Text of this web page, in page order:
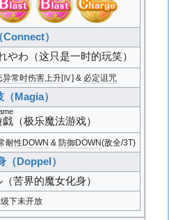
）
やわ （这只是一时的玩笑）
异常时伤害上升[Ⅳ] & 必定诅咒
（Magia）
戯（极乐魔法游戏）
耐性DOWN & 防御DOWN(敌全/3T)
（Doppel）
（苦界的魔女化身）
下未开放